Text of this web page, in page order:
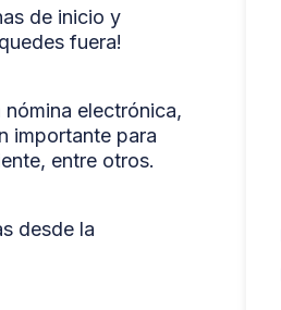
de inicio y
fuera!
electrónica,
importante para
entre otros.
desde la